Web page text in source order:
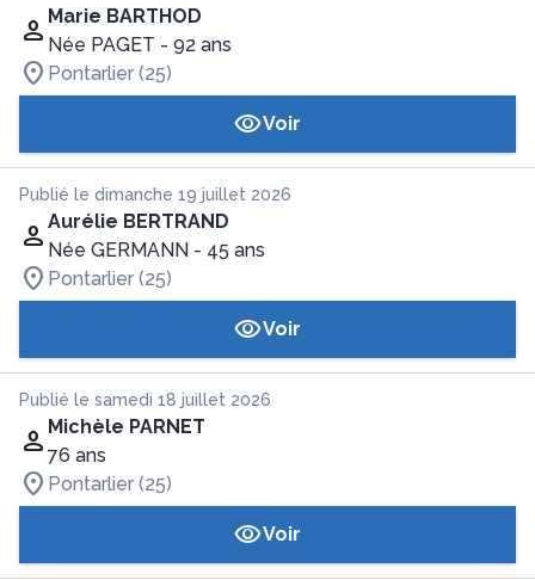
Marie BARTHOD
Née PAGET - 92 ans
Pontarlier (25)
Voir
Publié le dimanche 19 juillet 2026
Aurélie BERTRAND
Née GERMANN - 45 ans
Pontarlier (25)
Voir
Publié le samedi 18 juillet 2026
Michèle PARNET
76 ans
Pontarlier (25)
Voir